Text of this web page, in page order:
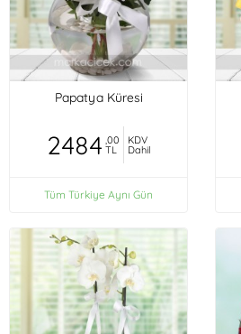
Papatya Küresi
2484 ,00
TL
KDV
Dahil
Tüm Türkiye Aynı Gün